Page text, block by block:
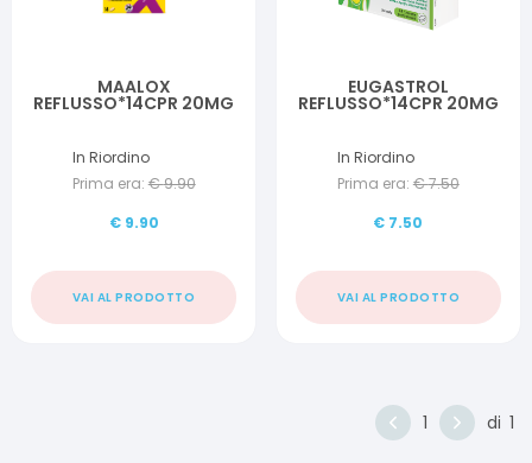
MAALOX
REFLUSSO*14CPR 20MG
In Riordino
Prima era: €9.90
€ 9.90
VAI AL PRODOTTO
EUGASTROL
REFLUSSO*14CPR 20MG
In Riordino
Prima era: €7.50
€ 7.50
VAI AL PRODOTTO
1 di 1